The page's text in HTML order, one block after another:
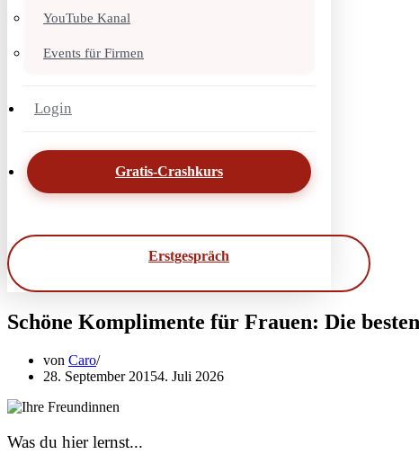
YouTube Kanal
Events für Firmen
Login
Gratis-Crashkurs
Erstgespräch
Schöne Komplimente für Frauen: Die
von Caro
28. September 20154. Juli 2026
Was du hier lernst...